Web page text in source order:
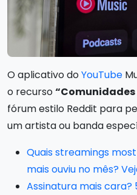
O aplicativo doYouTube
o recurso“Comunidades
fórum estilo Reddit para
um artista ou banda
Quais streamings
mais ouviu no mês?
Assinatura mais